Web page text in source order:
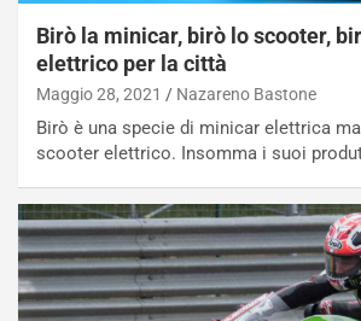
Birò la minicar, birò lo scooter,
elettrico per la città
Maggio 28, 2021 Nazareno Bastone
Birò è una specie di minicar elettrica
scooter elettrico. Insomma i suoi